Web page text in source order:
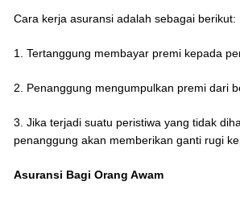
Cara kerja asuransi adalah sebagai berikut:
1. Tertanggung membayar premi kepada
2. Penanggung mengumpulkan premi dari
3. Jika terjadi suatu peristiwa yang tidak
penanggung akan memberikan ganti rugi
Asuransi Bagi Orang Awam